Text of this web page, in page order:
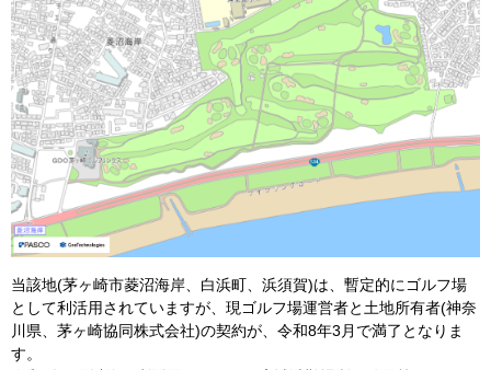
当該地(茅ヶ崎市菱沼海岸、白浜町、浜須賀)は、暫定的にゴルフ場
として利活用されていますが、現ゴルフ場運営者と土地所有者(神奈
川県、茅ヶ崎協同株式会社)の契約が、令和8年3月で満了となりま
す。